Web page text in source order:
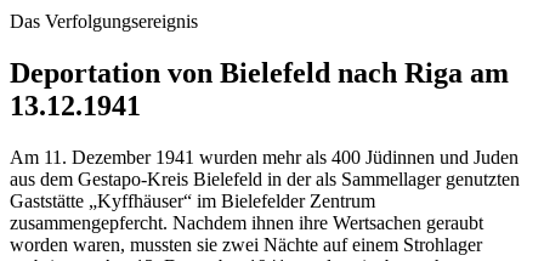
Das Verfolgungsereignis
Deportation von Bielefeld nach Riga am
13.12.1941
Am 11. Dezember 1941 wurden mehr als 400 Jüdinnen und Juden
aus dem Gestapo-Kreis Bielefeld in der als Sammellager genutzten
Gaststätte „Kyffhäuser“ im Bielefelder Zentrum
zusammengepfercht. Nachdem ihnen ihre Wertsachen geraubt
worden waren, mussten sie zwei Nächte auf einem Strohlager